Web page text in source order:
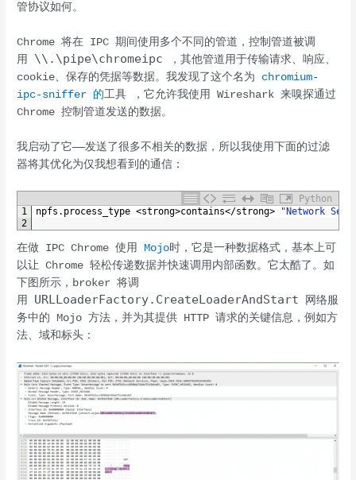
管协议如何。
Chrome 将在 IPC 期间使用多个不同的管道，控制管道被调
用 \\.\pipe\chromeipc ，其他管道用于传输请求、响应、
cookie、保存的凭据等数据。我发现了这个名为 chromium-
ipc-sniffer 的工具 ，它允许我使用 Wireshark 来嗅探通过
Chrome 控制管道发送的数据。
我启动了它——发送了很多不相关的数据，所以我使用下面的过滤
器将其优化为仅我想看到的通信：
Python
1
2
npfs . process_type <strong>contains</strong> "Network
在做 IPC Chrome 使用Mojo时，它是一种数据格式，基本上可
以让 Chrome 轻松传递数据并快速调用内部函数。它太酷了。如
下图所示，broker 将调
用 URLLoaderFactory.CreateLoaderAndStart 网络服
务中的 Mojo 方法，并为其提供 HTTP 请求的关键信息，例如方
法、域和标头：